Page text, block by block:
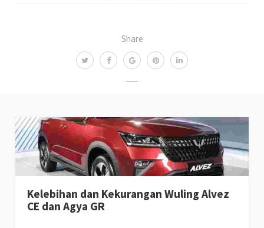
Share
Kelebihan dan Kekurangan Wuling Alvez
CE dan Agya GR